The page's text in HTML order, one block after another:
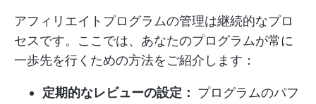
アフィリエイトプログラムの管理は継続的なプロ
セスです。ここでは、あなたのプログラムが常に
一歩先を行くための方法をご紹介します：
定期的なレビューの設定： プログラムのパフ